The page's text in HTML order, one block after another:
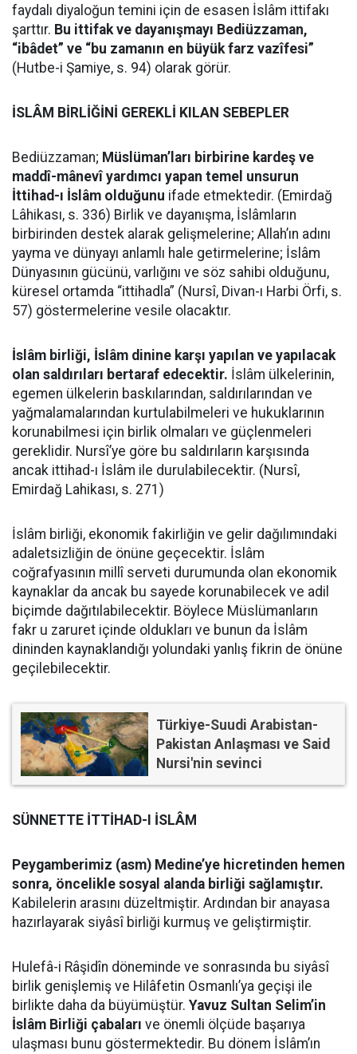
faydalı diyaloğun temini için de esasen İslâm ittifakı
şarttır. Bu ittifak ve dayanışmayı Bediüzzaman,
“ibâdet” ve “bu zamanın en büyük farz vazîfesi”
(Hutbe-i Şamiye, s. 94) olarak görür.
İSLÂM BİRLİĞİNİ GEREKLİ KILAN SEBEPLER
Bediüzzaman; Müslüman’ları birbirine kardeş ve
maddî-mânevî yardımcı yapan temel unsurun
İttihad-ı İslâm olduğunu ifade etmektedir. (Emirdağ
Lâhikası, s. 336) Birlik ve dayanışma, İslâmların
birbirinden destek alarak gelişmelerine; Allah’ın adını
yayma ve dünyayı anlamlı hale getirmelerine; İslâm
Dünyasının gücünü, varlığını ve söz sahibi olduğunu,
küresel ortamda “ittihadla” (Nursî, Divan-ı Harbi Örfi, s.
57) göstermelerine vesile olacaktır.
İslâm birliği, İslâm dinine karşı yapılan ve yapılacak
olan saldırıları bertaraf edecektir. İslâm ülkelerinin,
egemen ülkelerin baskılarından, saldırılarından ve
yağmalamalarından kurtulabilmeleri ve hukuklarının
korunabilmesi için birlik olmaları ve güçlenmeleri
gereklidir. Nursî’ye göre bu saldırıların karşısında
ancak ittihad-ı İslâm ile durulabilecektir. (Nursî,
Emirdağ Lahikası, s. 271)
İslâm birliği, ekonomik fakirliğin ve gelir dağılımındaki
adaletsizliğin de önüne geçecektir. İslâm
coğrafyasının millî serveti durumunda olan ekonomik
kaynaklar da ancak bu sayede korunabilecek ve adil
biçimde dağıtılabilecektir. Böylece Müslümanların
fakr u zaruret içinde oldukları ve bunun da İslâm
dininden kaynaklandığı yolundaki yanlış fikrin de önüne
geçilebilecektir.
Türkiye-Suudi Arabistan-
Pakistan Anlaşması ve Said
Nursi'nin sevinci
SÜNNETTE İTTİHAD-I İSLÂM
Peygamberimiz (asm) Medine’ye hicretinden hemen
sonra, öncelikle sosyal alanda birliği sağlamıştır.
Kabilelerin arasını düzeltmiştir. Ardından bir anayasa
hazırlayarak siyâsî birliği kurmuş ve geliştirmiştir.
Hulefâ-i Râşidîn döneminde ve sonrasında bu siyâsî
birlik genişlemiş ve Hilâfetin Osmanlı’ya geçişi ile
birlikte daha da büyümüştür. Yavuz Sultan Selim’in
İslâm Birliği çabaları ve önemli ölçüde başarıya
ulaşması bunu göstermektedir. Bu dönem İslâm’ın